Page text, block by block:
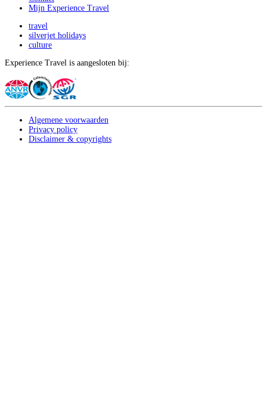
Mijn Experience Travel
travel
silverjet holidays
culture
Experience Travel is aangesloten bij:
Algemene voorwaarden
Privacy policy
Disclaimer & copyrights